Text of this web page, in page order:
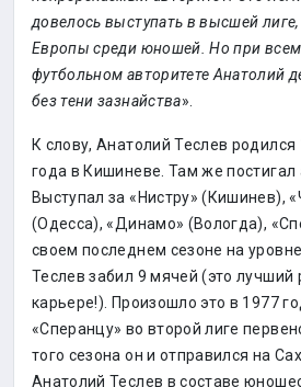
довелось выступать в высшей
Европы среди юношей. Но при
футбольном авторитете Анатолий
без тени зазнайства».
К слову, Анатолий Теслев родился
года в Кишиневе. Там же постигал
Выступал за «Нистру» (Кишинев),
(Одесса), «Динамо» (Вологда),
своем последнем сезоне на
Теслев забил 9 мячей (это лучший
карьере!). Произошло это в 1977
«Сперанцу» во второй лиге
того сезона он и отправился на
Анатолий Теслев в составе